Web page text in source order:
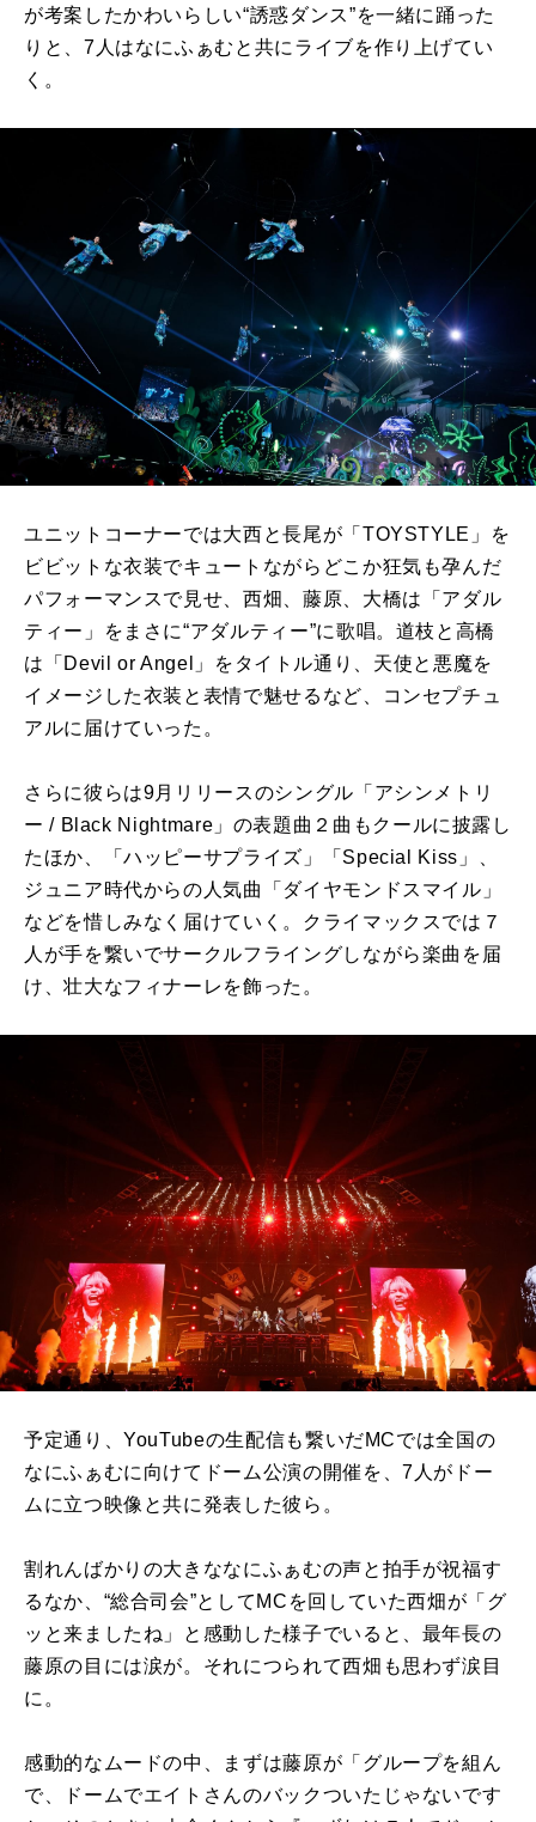
が考案したかわいらしい“誘惑ダンス”を一緒に踊った
りと、7人はなにふぁむと共にライブを作り上げてい
く。
ユニットコーナーでは大西と長尾が「TOYSTYLE」を
ビビットな衣装でキュートながらどこか狂気も孕んだ
パフォーマンスで見せ、西畑、藤原、大橋は「アダル
ティー」をまさに“アダルティー”に歌唱。道枝と高橋
は「Devil or Angel」をタイトル通り、天使と悪魔を
イメージした衣装と表情で魅せるなど、コンセプチュ
アルに届けていった。
さらに彼らは9月リリースのシングル「アシンメトリ
ー / Black Nightmare」の表題曲２曲もクールに披露し
たほか、「ハッピーサプライズ」「Special Kiss」、
ジュニア時代からの人気曲「ダイヤモンドスマイル」
などを惜しみなく届けていく。クライマックスでは７
人が手を繋いでサークルフライングしながら楽曲を届
け、壮大なフィナーレを飾った。
予定通り、YouTubeの生配信も繋いだMCでは全国の
なにふぁむに向けてドーム公演の開催を、7人がドー
ムに立つ映像と共に発表した彼ら。
割れんばかりの大きななにふぁむの声と拍手が祝福す
るなか、“総合司会”としてMCを回していた西畑が「グ
ッと来ましたね」と感動した様子でいると、最年長の
藤原の目には涙が。それにつられて西畑も思わず涙目
に。
感動的なムードの中、まずは藤原が「グループを組ん
で、ドームでエイトさんのバックついたじゃないです